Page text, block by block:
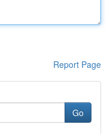
Report Page
Go